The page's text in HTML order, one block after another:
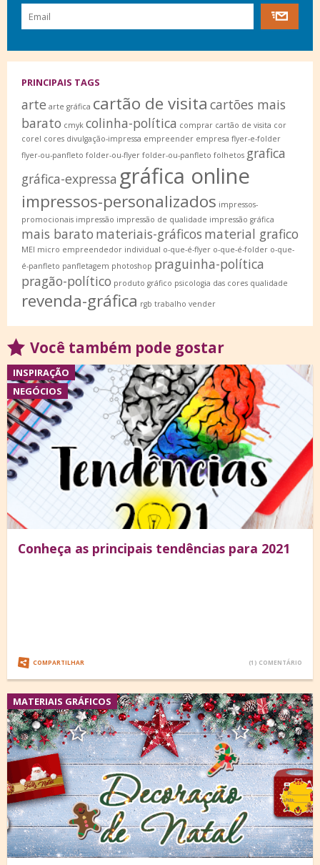
PRINCIPAIS TAGS
arte arte gráfica cartão de visita cartões mais
barato cmyk colinha-política comprar cartão de visita cor
corel cores divulgação-impressa empreender empresa flyer-e-folder
flyer-ou-panfleto folder-ou-flyer folder-ou-panfleto folhetos grafica
gráfica-expressa gráfica online
impressos-personalizados impressos-
promocionais impressão impressão de qualidade impressão gráfica
mais barato materiais-gráficos material grafico
MEI micro empreendedor individual o-que-é-flyer o-que-é-folder o-que-
é-panfleto panfletagem photoshop praguinha-política
pragão-político produto gráfico psicologia das cores qualidade
revenda-gráfica rgb trabalho vender
Você também pode gostar
INSPIRAÇÃO
NEGÓCIOS
Conheça as principais tendências para 2021
COMPARTILHAR (1) COMENTÁRIO
MATERIAIS GRÁFICOS